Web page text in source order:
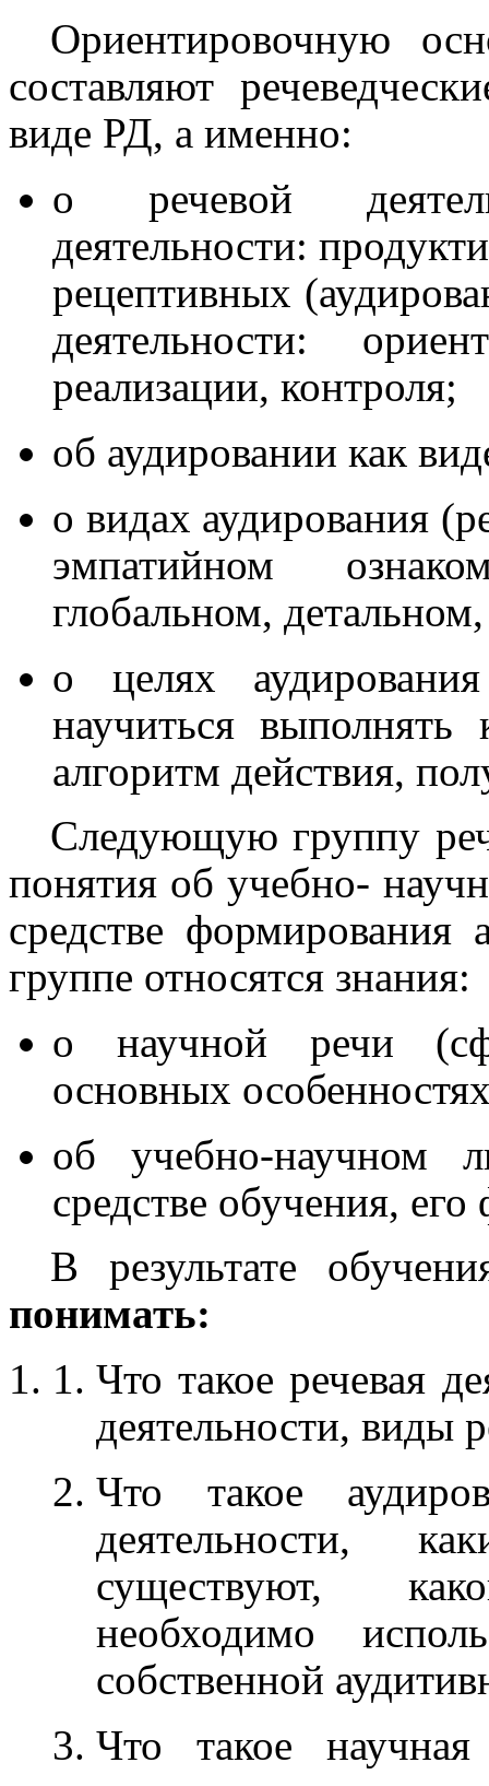
Ориентировочную
составляют
виде РД, а именно:
о речевой
деятельности:
рецептивных
деятельности:
реализации, контроля;
об аудировании как
о видах аудирования
эмпатийном
глобальном,
о целях
научиться выполнять
алгоритм действия,
Следующую группу
понятия об учебно-
средстве
группе относятся знания:
о научной речи
основных
об учебно-научном
средстве обучения,
В результате
понимать:
Что такое речевая
деятельности, виды
Что такое
деятельности,
существуют,
необходимо
собственной
Что такое